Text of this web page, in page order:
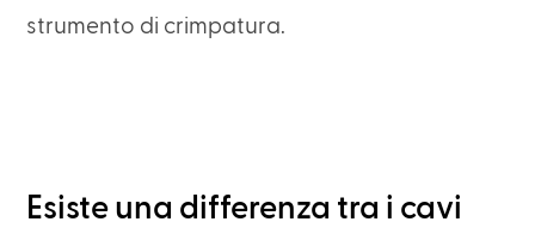
strumento di crimpatura.
Esiste una differenza tra i cavi